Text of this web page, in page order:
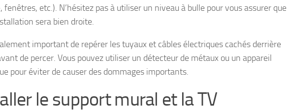
fenêtres, etc.). N’hésitez pas à utiliser un niveau à bulle pour vous assurer que
sera bien droite.
important de repérer les tuyaux et câbles électriques cachés derrière
de percer. Vous pouvez utiliser un détecteur de métaux ou un appareil
pour éviter de causer des dommages importants.
le support mural et la TV